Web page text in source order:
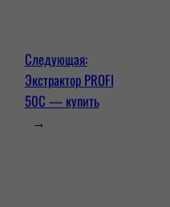
Следующая:
Экстрактор PROFI
50C — купить
→